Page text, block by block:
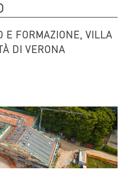
E FORMAZIONE, VILLA
DI VERONA